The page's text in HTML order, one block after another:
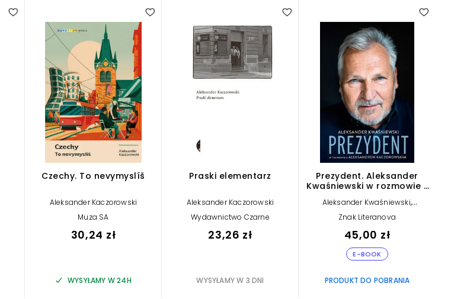
Czechy. To nevymyslíš
Aleksander Kaczorowski
Muza SA
30,24 zł
WYSYŁAMY W 24H
Praski elementarz
Aleksander Kaczorowski
Wydawnictwo Czarne
23,26 zł
WYSYŁAMY W 3 DNI
Prezydent. Aleksander
Kwaśniewski w rozmowie z
Aleksandrem
Kaczorowskim (e-book)
Aleksander Kwaśniewski,
Aleksander Kaczorowski
Znak Literanova
45,00 zł
E-BOOK
PRODUKT DO POBRANIA